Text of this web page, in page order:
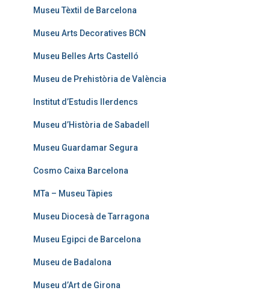
Museu Tèxtil de Barcelona
Museu Arts Decoratives BCN
Museu Belles Arts Castelló
Museu de Prehistòria de València
Institut d’Estudis Ilerdencs
Museu d’Història de Sabadell
Museu Guardamar Segura
Cosmo Caixa Barcelona
MTa – Museu Tàpies
Museu Diocesà de Tarragona
Museu Egipci de Barcelona
Museu de Badalona
Museu d’Art de Girona